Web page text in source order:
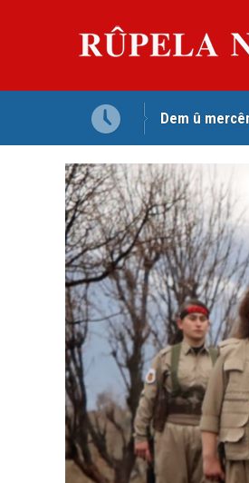
Dem û
Jina Kurd